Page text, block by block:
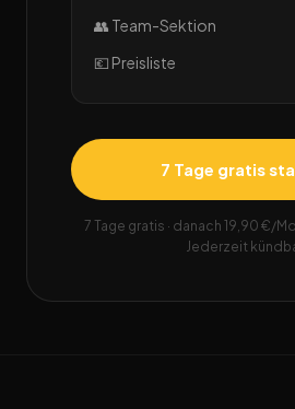
👥 Team-Sektion
💶 Preisliste
7 Tage gratis
7 Tage gratis · danach 19,90 €/
Jederzeit